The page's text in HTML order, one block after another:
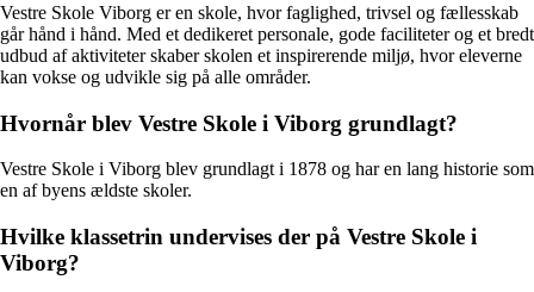
Vestre Skole Viborg er en skole, hvor faglighed, trivsel og fællesskab
går hånd i hånd. Med et dedikeret personale, gode faciliteter og et bredt
udbud af aktiviteter skaber skolen et inspirerende miljø, hvor eleverne
kan vokse og udvikle sig på alle områder.
Hvornår blev Vestre Skole i Viborg grundlagt?
Vestre Skole i Viborg blev grundlagt i 1878 og har en lang historie som
en af byens ældste skoler.
Hvilke klassetrin undervises der på Vestre Skole i
Viborg?